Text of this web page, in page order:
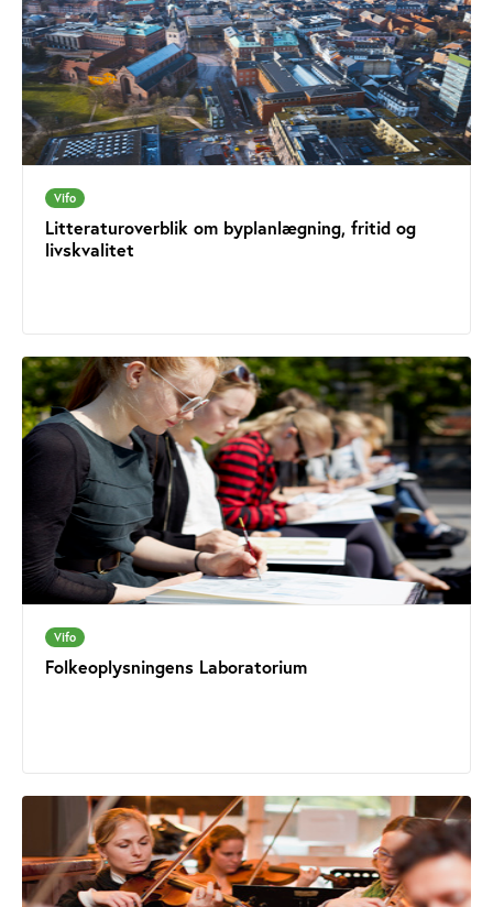
Vifo
Litteraturoverblik om byplanlægning, fritid og
livskvalitet
Vifo
Folkeoplysningens Laboratorium